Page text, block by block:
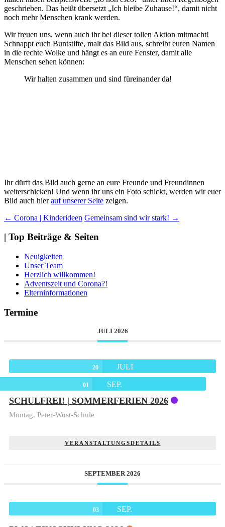
geschrieben. Das heißt übersetzt „Ich bleibe Zuhause!“, damit nicht
noch mehr Menschen krank werden.
Wir freuen uns, wenn auch ihr bei dieser tollen Aktion mitmacht!
Schnappt euch Buntstifte, malt das Bild aus, schreibt euren Namen
in die rechte Wolke und hängt es an eure Fenster, damit alle
Menschen sehen können:
Wir halten zusammen und sind füreinander da!
Ihr dürft das Bild auch gerne an eure Freunde und Freundinnen
weiterschicken! Und wenn ihr uns ein Foto schickt, werden wir euer
Bild auch hierauf unserer Seite zeigen.
Beitragsnavigation
← Corona | Kinderideen Gemeinsam sind wir stark! →
| Top Beiträge & Seiten
Neuigkeiten
Unser Team
Herzlich willkommen!
Adventszeit und Corona?!
Elterninformationen
Termine
JULI 2026
20 JULI
01 SEP.
SCHULFREI! | SOMMERFERIEN 2026
Montag, Peter-Wust-Schule
VERANSTALTUNGSDETAILS
SEPTEMBER 2026
03 SEP.